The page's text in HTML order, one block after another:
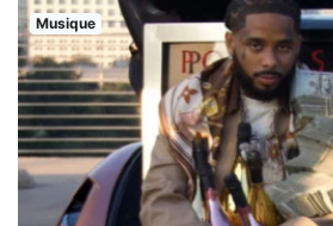
Musique